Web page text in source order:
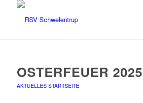
OSTERFEUER 2025
AKTUELLES STARTSEITE